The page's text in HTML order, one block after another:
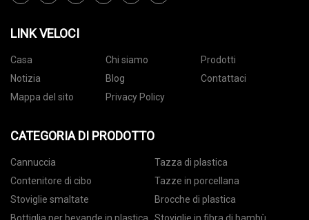
LINK VELOCI
Casa Chi siamo
Prodotti
Notizia
Blog
Contattaci
Mappa del sito
Privacy Policy
CATEGORIA DI PRODOTTO
Cannuccia
Tazza di plastica
Contenitore di cibo
Tazze in porcellana
Stoviglie smaltate
Brocche di plastica